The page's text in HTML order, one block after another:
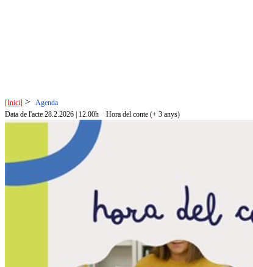
[Inici] > Agenda
Data de l'acte 28.2.2026 | 12.00h
Hora del conte (+ 3 anys)